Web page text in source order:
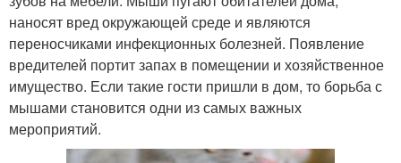
наносят вред окружающей среде и являются
переносчиками инфекционных болезней. Появление
вредителей портит запах в помещении и хозяйственное
имущество. Если такие гости пришли в дом, то борьба с
мышами становится одни из самых важных
мероприятий.